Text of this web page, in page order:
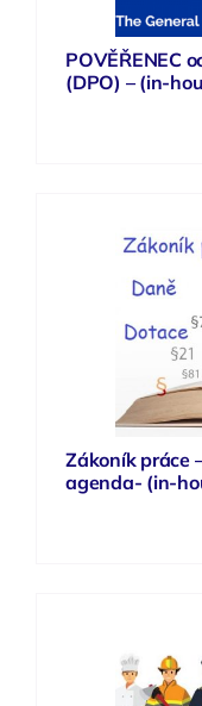
POVĚŘENEC
(DPO) – (in-
Zákoník práce
agenda- (in-